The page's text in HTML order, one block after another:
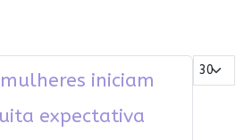
Mostrar #
iniciam
expectativa